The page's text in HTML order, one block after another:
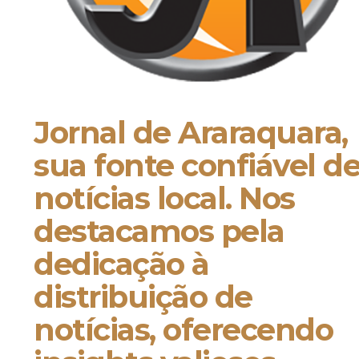
Jornal de Araraquara,
sua fonte confiável
notícias local. Nos
destacamos pela
dedicação à
distribuição de
notícias, oferecendo